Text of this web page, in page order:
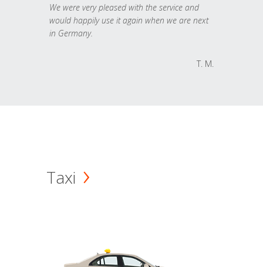
We were very pleased with the service and
would happily use it again when we are next
in Germany.
T. M.
Taxi